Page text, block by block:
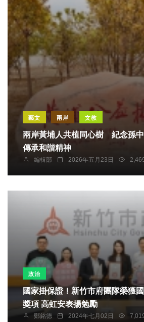
藝文 兩岸 文教
兩岸黃埔人共植同心樹 紀念孫
傳承和諧精神
編輯部 2026年五月23日
政治
國家掛保證！新竹市府團隊榮獲
獎項 高虹安表揚勉勵
鄭銘德 2024年七月02日